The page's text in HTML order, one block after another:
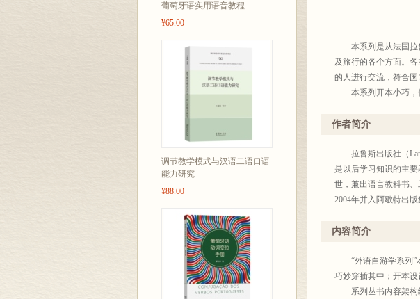
葡萄牙语实用语音教程
¥65.00
调节教学模式与汉语二语口语
能力研究
¥88.00
本系列是从法国
及旅行的各个方面。
的人进行交流，符合国
本系列开本小巧，便
作者简介
拉鲁斯出版社（
是以后学习知识的主
世，兼出语言教科书
2004年并入阿歇特出版
内容简介
“外语自游学系列”
巧妙穿插其中；开本设
系列丛书内容架构统